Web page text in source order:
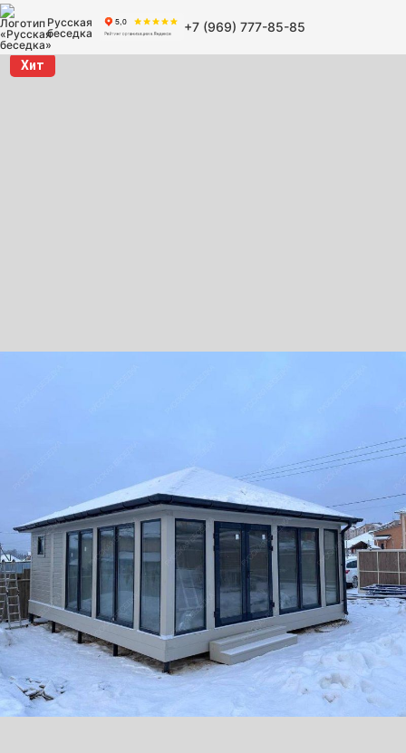
Русская
беседка
+7 (969) 777-85-85
Хит